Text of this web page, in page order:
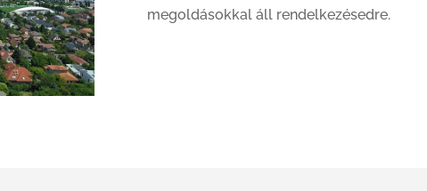
megoldásokkal áll rendelkezésedre.